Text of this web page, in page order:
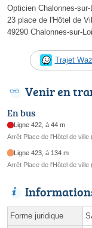
Opticien Chalonnes-
23 place de l'Hôtel de
49290 Chalonnes-sur-
Trajet
Venir en
En bus
Ligne 422, à 44 m
Arrêt Place de l'Hôtel de
Ligne 423, à 134 m
Arrêt Place de l'Hôtel de
Forme juridique